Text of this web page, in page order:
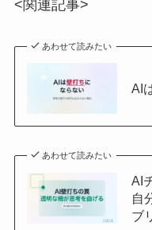
<関連記事>
あわせて読みたい
AI
あわせて読みたい
AI
自
ブ